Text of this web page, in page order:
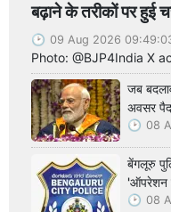
बढ़ाने के तरीकों पर हुई
09 Aug 2026
Photo: @BJP4India X
जब
अवसर
08
बेंगलूरु
'ऑपरेशन
08